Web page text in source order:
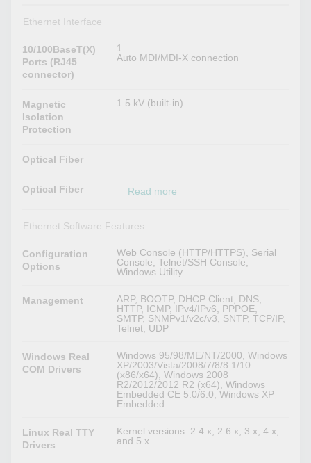
Ethernet Interface
10/100BaseT(X)
Ports (RJ45
connector)
1
Auto MDI/MDI-X connection
Magnetic
Isolation
Protection
1.5 kV (built-in)
Optical Fiber
Optical Fiber Read more
Ethernet Software Features
Configuration
Options
Web Console (HTTP/HTTPS), Serial
Console, Telnet/SSH Console,
Windows Utility
Management
ARP, BOOTP, DHCP Client, DNS,
HTTP, ICMP, IPv4/IPv6, PPPOE,
SMTP, SNMPv1/v2c/v3, SNTP, TCP/IP,
Telnet, UDP
Windows Real
COM Drivers
Windows 95/98/ME/NT/2000, Windows
XP/2003/Vista/2008/7/8/8.1/10
(x86/x64), Windows 2008
R2/2012/2012 R2 (x64), Windows
Embedded CE 5.0/6.0, Windows XP
Embedded
Linux Real TTY
Drivers
Kernel versions: 2.4.x, 2.6.x, 3.x, 4.x,
and 5.x